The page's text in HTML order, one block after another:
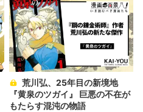
『黄泉のツガイ』 巨悪の不在が
もたらす混沌の物語